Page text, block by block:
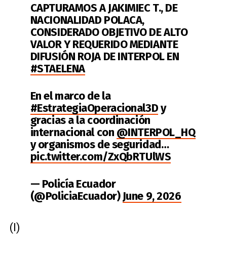
CAPTURAMOS A JAKIMIEC T., DE
NACIONALIDAD POLACA,
CONSIDERADO OBJETIVO DE ALTO
VALOR Y REQUERIDO MEDIANTE
DIFUSIÓN ROJA DE INTERPOL EN
#STAELENA
En el marco de la
#EstrategiaOperacional3Dy
gracias a la coordinación
internacional con @INTERPOL_HQ
y organismos de seguridad…
pic.twitter.com/ZxQbRTUlWS
— Policía Ecuador
(@PoliciaEcuador)June 9, 2026
(I)